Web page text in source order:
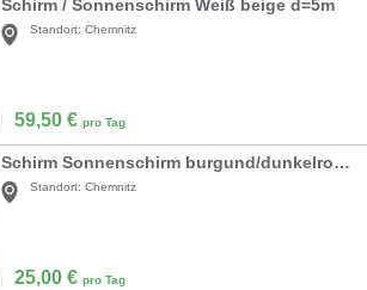
Schirm / Sonnenschirm Weiß beige d=5m
Standort: Chemnitz
59,50 € pro Tag
Schirm Sonnenschirm burgund/dunkelrot/bordaux d=3m
Standort: Chemnitz
25,00 € pro Tag